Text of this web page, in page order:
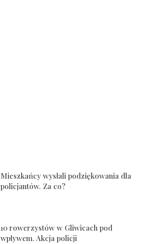
Mieszkańcy wysłali podziękowania dla
policjantów. Za co?
10 rowerzystów w Gliwicach pod
wpływem. Akcja policji